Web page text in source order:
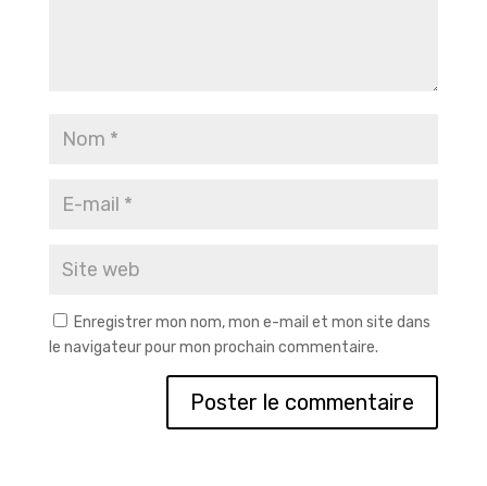
Enregistrer mon nom, mon e-mail et mon site dans
le navigateur pour mon prochain commentaire.